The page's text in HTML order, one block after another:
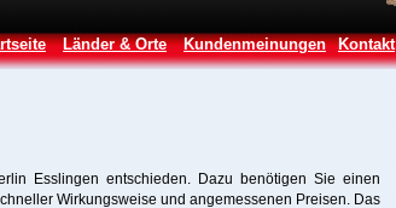
Länder & Orte Kundenmeinungen Kontakt
Esslingen entschieden. Dazu benötigen Sie einen
Wirkungsweise und angemessenen Preisen. Das